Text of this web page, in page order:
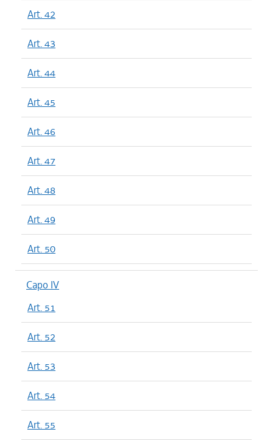
Art. 42
Art. 43
Art. 44
Art. 45
Art. 46
Art. 47
Art. 48
Art. 49
Art. 50
Capo IV
Art. 51
Art. 52
Art. 53
Art. 54
Art. 55